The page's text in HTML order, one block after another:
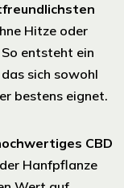
Hitze oder
entsteht ein
das sich sowohl
bestens eignet.
CBD
Hanfpflanze